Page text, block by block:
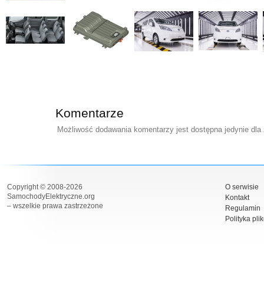
Komentarze
Możliwość dodawania komentarzy jest dostępna jedynie
Copyright © 2008-2026
SamochodyElektryczne.org
– wszelkie prawa zastrzeżone
O serwisie
Kontakt
Regulamin
Polityka